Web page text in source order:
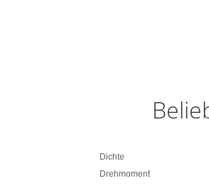
Dichte
Drehmoment